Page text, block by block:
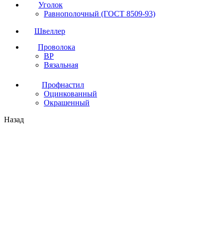
Уголок
Равнополочный (ГОСТ 8509-93)
Швеллер
Проволока
ВР
Вязальная
Профнастил
Оцинкованный
Окрашенный
Назад